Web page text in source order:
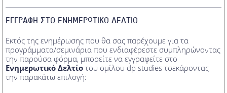
ΕΓΓΡΑΦΗ ΣΤΟ ΕΝΗΜΕΡΩΤΙΚΟ ΔΕΛΤΙΟ
Εκτός της ενημέρωσης που θα σας παρέχουμε για τα
προγράμματα/σεμινάρια που ενδιαφέρεστε συμπληρώνοντας
την παρούσα φόρμα, μπορείτε να εγγραφείτε στο
Ενημερωτικό Δελτίο του ομίλου dp studies τσεκάροντας
την παρακάτω επιλογή: